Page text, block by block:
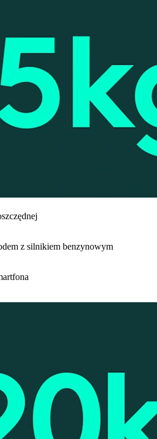
z silnikiem benzynowym